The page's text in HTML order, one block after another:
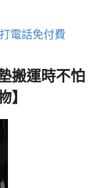
電話免付費
搬運時不怕
】